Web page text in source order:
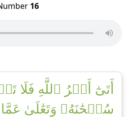
16
أَتَىٰٓ أَمۡرُ ٱللَّهِ
سُبۡحَٰنَهُۥ وَتَعَٰلَىٰ عَمَّا